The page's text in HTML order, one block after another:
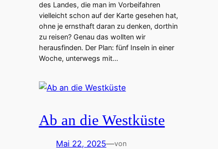
des Landes, die man im Vorbeifahren
vielleicht schon auf der Karte gesehen hat,
ohne je ernsthaft daran zu denken, dorthin
zu reisen? Genau das wollten wir
herausfinden. Der Plan: fünf Inseln in einer
Woche, unterwegs mit…
Ab an die Westküste
Mai 22, 2025—von